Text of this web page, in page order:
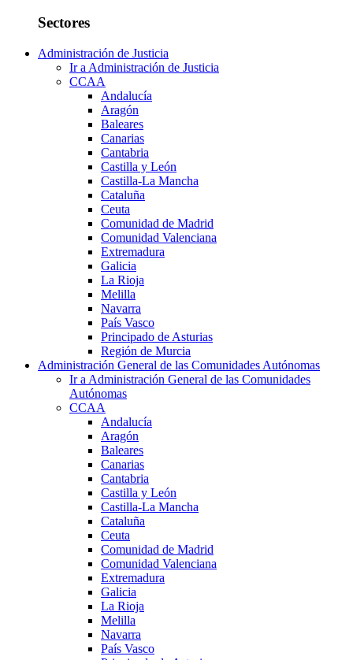
Sectores
Administración de Justicia
Ir a Administración de Justicia
CCAA
Andalucía
Aragón
Baleares
Canarias
Cantabria
Castilla y León
Castilla-La Mancha
Cataluña
Ceuta
Comunidad de Madrid
Comunidad Valenciana
Extremadura
Galicia
La Rioja
Melilla
Navarra
País Vasco
Principado de Asturias
Región de Murcia
Administración General de las Comunidades Autónomas
Ir a Administración General de las Comunidades
Autónomas
CCAA
Andalucía
Aragón
Baleares
Canarias
Cantabria
Castilla y León
Castilla-La Mancha
Cataluña
Ceuta
Comunidad de Madrid
Comunidad Valenciana
Extremadura
Galicia
La Rioja
Melilla
Navarra
País Vasco